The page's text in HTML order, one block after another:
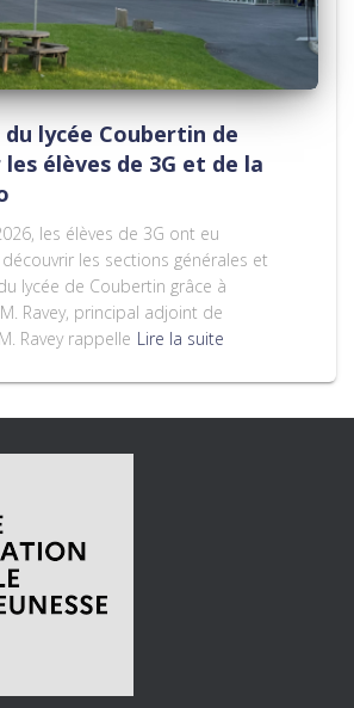
lycée Coubertin de
élèves de 3G et de la
les élèves de 3G ont eu
les sections générales et
lycée de Coubertin grâce à
Ravey, principal adjoint de
Ravey rappelle Lire la suite